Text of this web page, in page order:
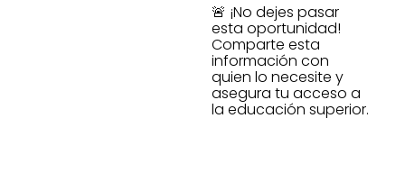
🚨 ¡No dejes pasar
esta oportunidad!
Comparte esta
información con
quien lo necesite y
asegura tu acceso a
la educación superior.